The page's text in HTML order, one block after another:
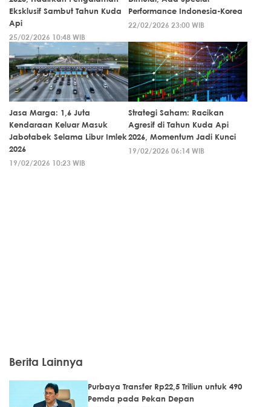
Eksklusif Sambut Tahun Kuda
Api
25/02/2026 10:48 WIB
Performance Indonesia-Korea
22/02/2026 23:00 WIB
Jasa Marga: 1,6 Juta
Kendaraan Keluar Masuk
Jabotabek Selama Libur Imlek
2026
19/02/2026 10:23 WIB
Strategi Saham: Racikan
Agresif di Tahun Kuda Api
2026, Momentum Jadi Kunci
19/02/2026 06:14 WIB
Berita Lainnya
Purbaya Transfer Rp22,5 Triliun untuk 490
Pemda pada Pekan Depan